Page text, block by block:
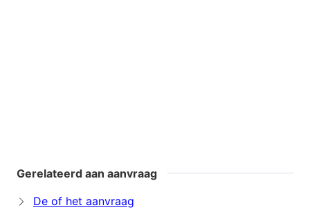
Gerelateerd aan aanvraag
De of het aanvraag